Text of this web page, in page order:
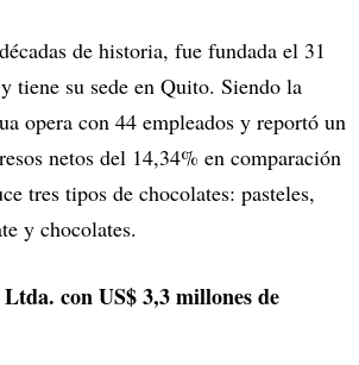
de historia, fue fundada el 31
tiene su sede en Quito. Siendo la
opera con 44 empleados y reportó un
netos del 14,34% en comparación
tres tipos de chocolates: pasteles,
y chocolates.
con US$ 3,3 millones de